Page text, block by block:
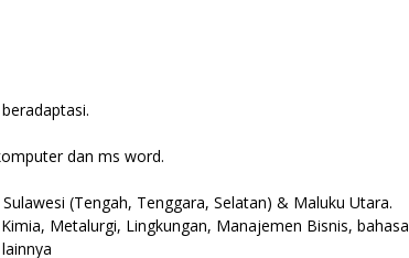
dan ms word.
(Tengah, Tenggara, Selatan) & Maluku Utara.
Metalurgi, Lingkungan, Manajemen Bisnis, bahasa